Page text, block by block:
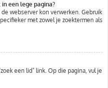
een lege pagina?
webserver kon verwerken. Gebruik
met zowel je zoektermen als
een lid" link. Op die pagina, vul je